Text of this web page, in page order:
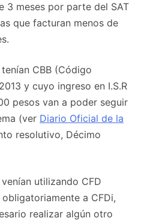
3 meses por parte del SAT
que facturan menos de
CBB (Código
y cuyo ingreso en I.S.R
pesos van a poder seguir
(ver Diario Oficial de la
resolutivo, Décimo
utilizando CFD
a CFDi,
realizar algún otro